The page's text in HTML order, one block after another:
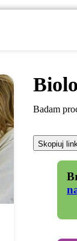
Badam
Skopiuj